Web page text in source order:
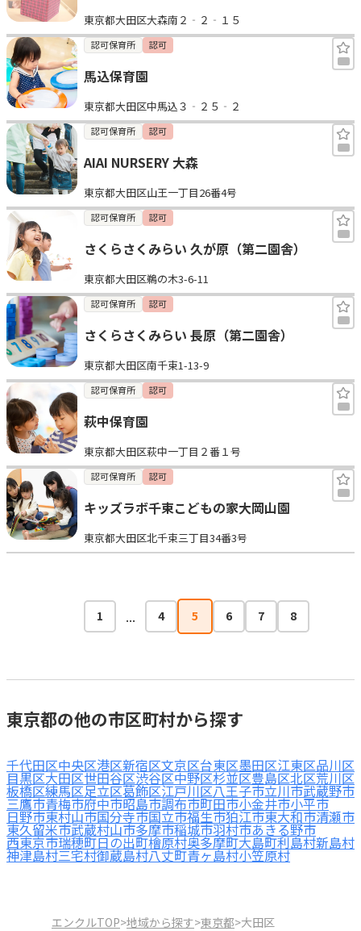
東京都大田区大森南２‐２‐１５
認可保育所 認可
馬込保育園
東京都大田区中馬込３‐２５‐２
認可保育所 認可
AIAI NURSERY 大森
東京都大田区山王一丁目26番4号
認可保育所 認可
さくらさくみらい 久が原（第二園舎）
東京都大田区鵜の木3-6-11
認可保育所 認可
さくらさくみらい 長原（第二園舎）
東京都大田区南千束1-13-9
認可保育所 認可
萩中保育園
東京都大田区萩中一丁目２番１号
認可保育所 認可
キッズラボ千束こどもの家大岡山園
東京都大田区北千束三丁目34番3号
1 ... 4 5 6 7 8
東京都の他の市区町村から探す
千代田区中央区港区新宿区文京区台東区墨田区江東区品川区
目黒区大田区世田谷区渋谷区中野区杉並区豊島区北区荒川区
板橋区練馬区足立区葛飾区江戸川区八王子市立川市武蔵野市
三鷹市青梅市府中市昭島市調布市町田市小金井市小平市
日野市東村山市国分寺市国立市福生市狛江市東大和市清瀬市
東久留米市武蔵村山市多摩市稲城市羽村市あきる野市
西東京市瑞穂町日の出町檜原村奥多摩町大島町利島村新島村
神津島村三宅村御蔵島村八丈町青ヶ島村小笠原村
エンクルTOP>地域から探す>東京都>大田区